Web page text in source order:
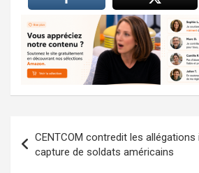
de
CENTCOM contredit les allégations
capture de soldats américains